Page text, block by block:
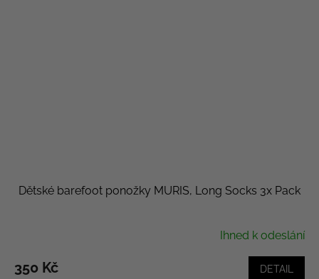
Dětské barefoot ponožky MURIS, Long Socks 3x Pack
Ihned k odeslání
350 Kč DETAIL